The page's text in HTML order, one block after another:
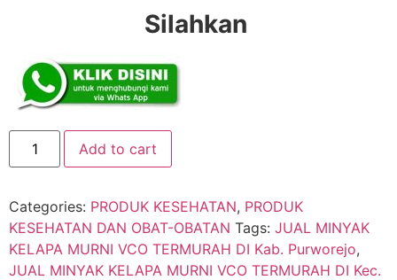
Silahkan
Add to cart
Categories: PRODUK KESEHATAN, PRODUK
KESEHATAN DAN OBAT-OBATAN Tags: JUAL MINYAK
KELAPA MURNI VCO TERMURAH DI Kab. Purworejo,
JUAL MINYAK KELAPA MURNI VCO TERMURAH DI Kec.